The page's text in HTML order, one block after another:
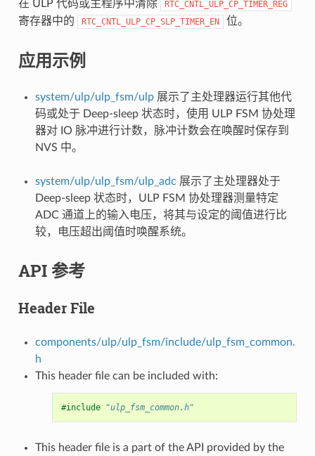
在 ULP 代码或主程序中清除 RTC_CNTL_ULP_CP_TIMER_REG
寄存器中的 RTC_CNTL_ULP_CP_SLP_TIMER_EN 位。
应用示例
system/ulp/ulp_fsm/ulp展示了主处理器运行其他代
码或处于 Deep-sleep 状态时，使用 ULP FSM 协处理
器对 IO 脉冲进行计数，脉冲计数会在唤醒时保存到
NVS 中。
system/ulp/ulp_fsm/ulp_adc 展示了主处理器处于
Deep-sleep 状态时，ULP FSM 协处理器测量特定
ADC 通道上的输入电压，将其与设定的阈值进行比
较，电压超出阈值时唤醒系统。
API 参考
Header File
components/ulp/ulp_fsm/include/ulp_fsm_common.
h
This header file can be included with:
#include "ulp_fsm_common.h"
This header file is a part of the API provided by the